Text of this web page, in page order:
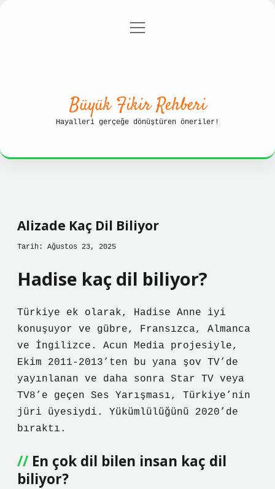
Gizlilik Politikası
menüyü
Büyük Fikir Rehberi
Hayalleri gerçeğe dönüştüren öneriler!
Alizade Kaç Dil Biliyor
Tarih: Ağustos 23, 2025
Hadise kaç dil biliyor?
Türkiye ek olarak, Hadise Anne iyi
konuşuyor ve gübre, Fransızca, Almanca
ve İngilizce. Acun Media projesiyle,
Ekim 2011-2013’ten bu yana şov TV’de
yayınlanan ve daha sonra Star TV veya
TV8’e geçen Ses Yarışması, Türkiye’nin
jüri üyesiydi. Yükümlülüğünü 2020’de
bıraktı.
En çok dil bilen insan kaç dil
biliyor?